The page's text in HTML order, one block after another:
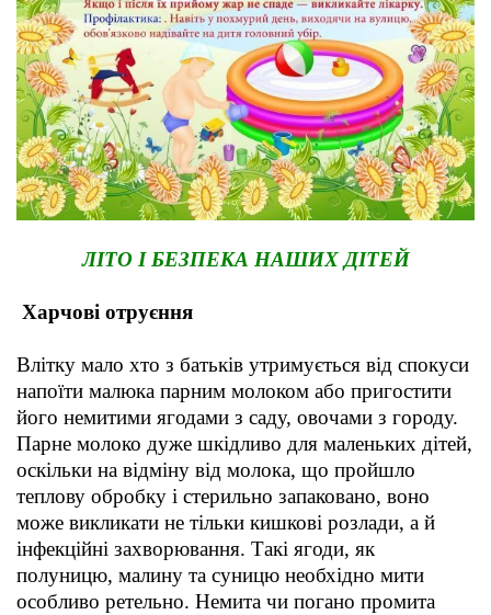
ЛІТО І БЕЗПЕКА НАШИХ ДІТЕЙ
Харчові отруєння
Влітку мало хто з батьків утримується від спокуси
напоїти малюка парним молоком або пригостити
його немитими ягодами з саду, овочами з городу.
Парне молоко дуже шкідливо для маленьких дітей,
оскільки на відміну від молока, що пройшло
теплову обробку і стерильно запаковано, воно
може викликати не тільки кишкові розлади, а й
інфекційні захворювання. Такі ягоди, як
полуницю, малину та суницю необхідно мити
особливо ретельно. Немита чи погано промита